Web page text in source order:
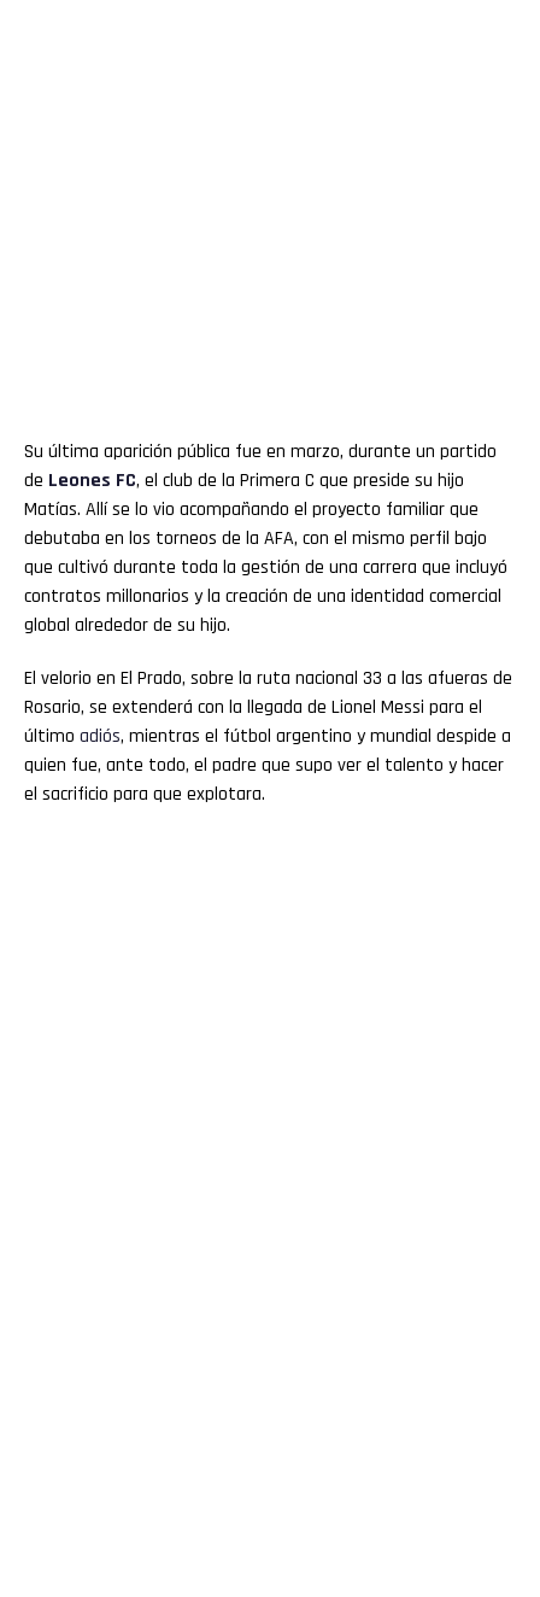
Su última aparición pública fue en marzo, durante un partido
de Leones FC, el club de la Primera C que preside su hijo
Matías. Allí se lo vio acompañando el proyecto familiar que
debutaba en los torneos de la AFA, con el mismo perfil bajo
que cultivó durante toda la gestión de una carrera que incluyó
contratos millonarios y la creación de una identidad comercial
global alrededor de su hijo.
El velorio en El Prado, sobre la ruta nacional 33 a las afueras de
Rosario, se extenderá con la llegada de Lionel Messi para el
último adiós, mientras el fútbol argentino y mundial despide a
quien fue, ante todo, el padre que supo ver el talento y hacer
el sacrificio para que explotara.